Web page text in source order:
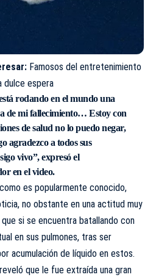
Famosos del entretenimiento
dulce espera
rodando en el mundo una
de mi fallecimiento… Estoy con
de salud no lo puedo negar,
agradezco a todos sus
vivo”, expresó el
en el video.
es popularmente conocido,
no obstante en una actitud muy
si se encuentra batallando con
en sus pulmones, tras ser
acumulación de líquido en estos.
que le fue extraída una gran